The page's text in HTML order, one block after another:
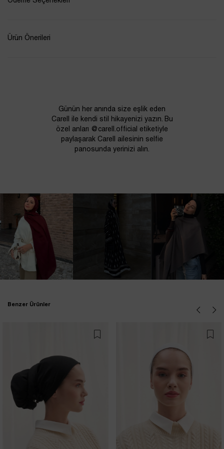
Ürün Önerileri
Günün her anında size eşlik eden
Carell ile kendi stil hikayenizi yazın. Bu
özel anları @carell.official etiketiyle
paylaşarak Carell ailesinin selfie
panosunda yerinizi alın.
Benzer Ürünler